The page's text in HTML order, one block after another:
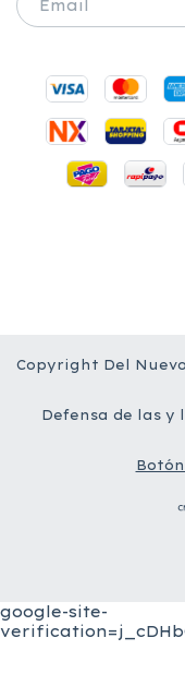
Copyright Del
Defensa de las y
google-site-